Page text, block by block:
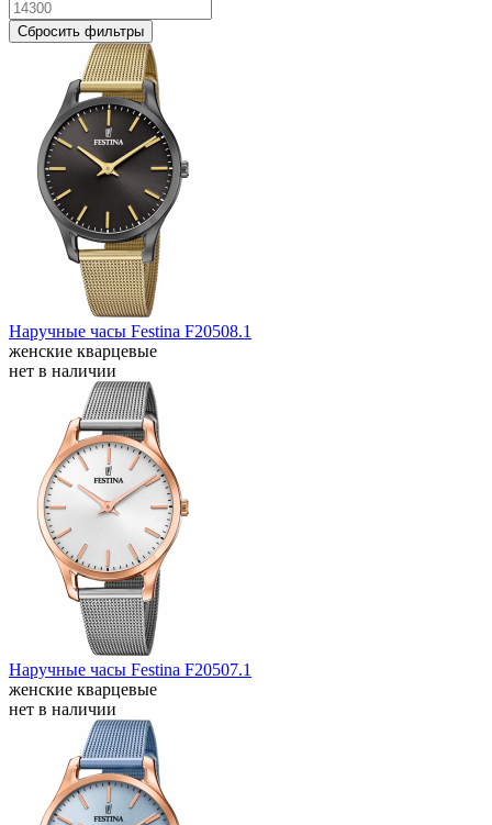
Сбросить фильтры
Наручные часы Festina F20508.1
женские кварцевые
нет в наличии
Наручные часы Festina F20507.1
женские кварцевые
нет в наличии